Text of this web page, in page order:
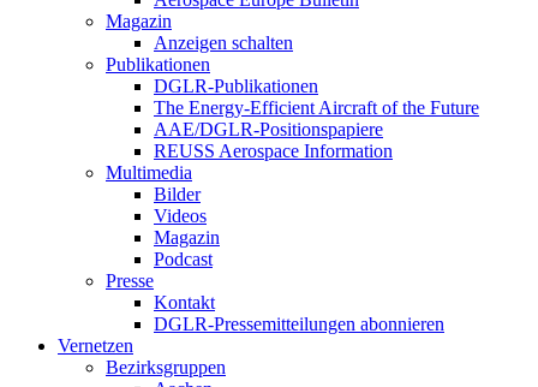
Magazin
Anzeigen schalten
Publikationen
DGLR-Publikationen
The Energy-Efficient Aircraft of the Future
AAE/DGLR-Positionspapiere
REUSS Aerospace Information
Multimedia
Bilder
Videos
Magazin
Podcast
Presse
Kontakt
DGLR-Pressemitteilungen abonnieren
Vernetzen
Bezirksgruppen